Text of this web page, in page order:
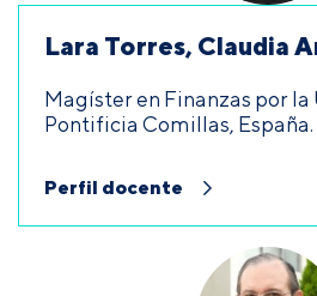
Lara Torres, Claudia
Magíster en Finanzas por
Pontificia Comillas, España.
Perfil docente